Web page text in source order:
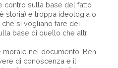
contro sulla base del fatto
storia) e troppa ideologia o
si vogliano fare dei
base di quello che altri
nel documento. Beh,
di conoscenza e il